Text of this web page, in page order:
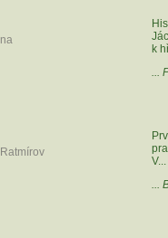
k
...
V...
...